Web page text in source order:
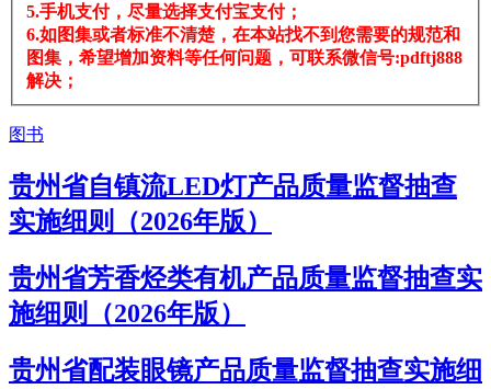
5.手机支付，尽量选择支付宝支付；
6.如图集或者标准不清楚，在本站找不到您需要的规范和
图集，希望增加资料等任何问题，可联系微信号:pdftj888
解决；
图书
贵州省自镇流LED灯产品质量监督抽查
实施细则（2026年版）
贵州省芳香烃类有机产品质量监督抽查实
施细则（2026年版）
贵州省配装眼镜产品质量监督抽查实施细